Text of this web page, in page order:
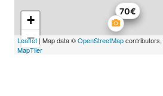
54€
70€
+
−
Leaflet | Map data ©OpenStreetMapcontributors,
MapTiler